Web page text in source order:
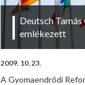
Deutsch
emlékezett
2009. 10. 23.
A Gyomaendrődi